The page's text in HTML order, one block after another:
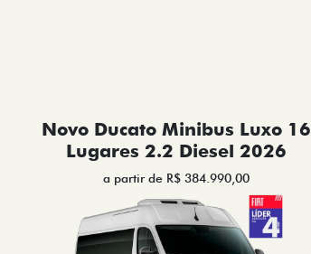
Novo Ducato Minibus Luxo 16
Lugares 2.2 Diesel 2026
a partir de R$ 384.990,00